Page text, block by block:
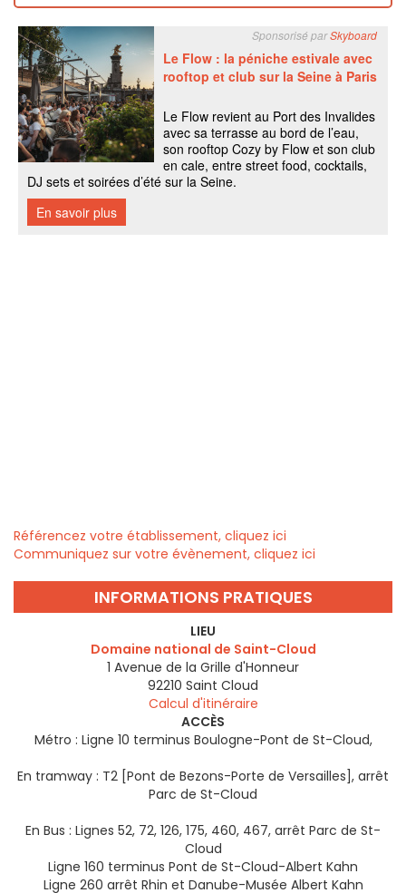
Référencez votre établissement, cliquez ici
Communiquez sur votre évènement, cliquez ici
INFORMATIONS PRATIQUES
LIEU
Domaine national de Saint-Cloud
1 Avenue de la Grille d'Honneur
92210 Saint Cloud
Calcul d'itinéraire
ACCÈS
Métro : Ligne 10 terminus Boulogne-Pont de St-Cloud,
En tramway : T2 [Pont de Bezons-Porte de Versailles], arrêt
Parc de St-Cloud
En Bus : Lignes 52, 72, 126, 175, 460, 467, arrêt Parc de St-
Cloud
Ligne 160 terminus Pont de St-Cloud-Albert Kahn
Ligne 260 arrêt Rhin et Danube-Musée Albert Kahn